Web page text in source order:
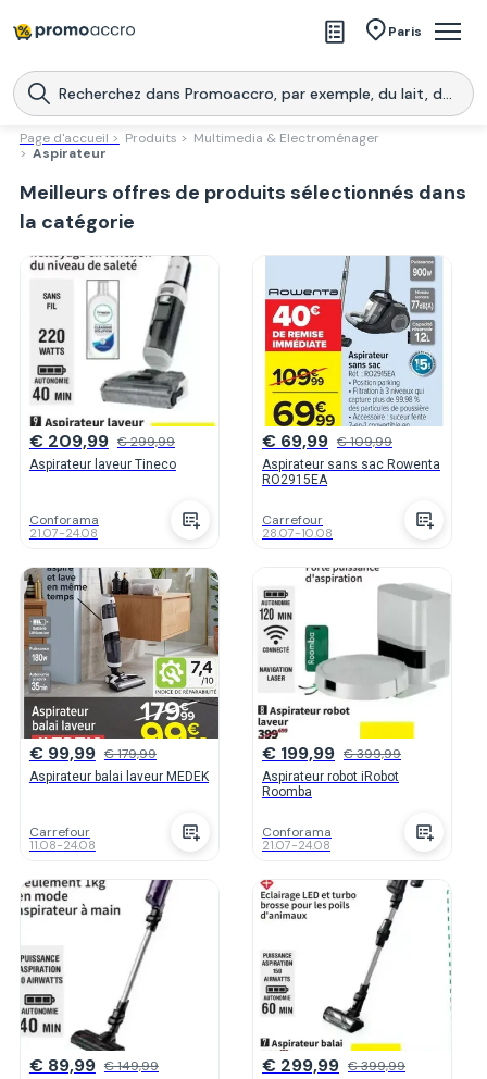
Paris
Magasins
Produits
Promoaccro
l'application
Page d'accueil > Produits > Multimedia & Electroménager
> Aspirateur
Meilleurs offres de produits sélectionnés dans
la catégorie
€ 209,99 € 299,99
Aspirateur laveur Tineco
Conforama
21.07-24.08
€ 69,99 € 109,99
Aspirateur sans sac Rowenta
RO2915EA
Carrefour
28.07-10.08
€ 99,99 € 179,99
Aspirateur balai laveur MEDEK
Carrefour
11.08-24.08
€ 199,99 € 399,99
Aspirateur robot iRobot
Roomba
Conforama
21.07-24.08
€ 89,99 € 149,99 € 299,99 € 399,99